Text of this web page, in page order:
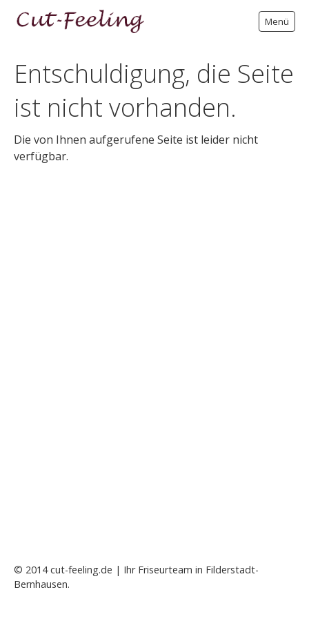
Menü
Startseite
Salon
Kontakt
Wegbeschreibung
Entschuldigung, die Seite
ist nicht vorhanden.
Die von Ihnen aufgerufene Seite ist leider nicht
verfügbar.
© 2014 cut-feeling.de | Ihr Friseurteam in Filderstadt-
Bernhausen.